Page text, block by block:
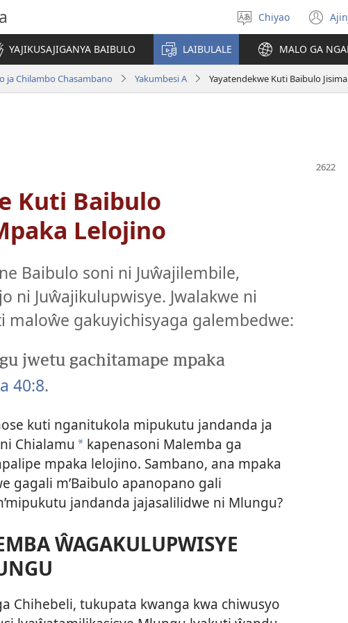
Asagule
ciŵeceto
Chiyao
YAJIKUSAJIGANYA BAIBULO LAIBULALE MALO GA
ja Chilambo Chasambano Yakumbesi A Yayatendekwe Kuti Baibulo
Kuti Baibulo
Lelojino
Baibulo soni ni Juŵajilembile,
ni Juŵajikulupwisye. Jwalakwe ni
maloŵe gakuyichisyaga galembedwe:
jwetu gachitamape mpaka
40:8.
kuti nganitukola mipukutu jandanda ja
Chialamu a kapenasoni Malemba ga
mpaka lelojino. Sambano, ana mpaka
gagali m’Baibulo apanopano gali
jandanda jajasalilidwe ni Mlungu?
ŴAGAKULUPWISYE
Chihebeli, tukupata kwanga kwa chiwusyo